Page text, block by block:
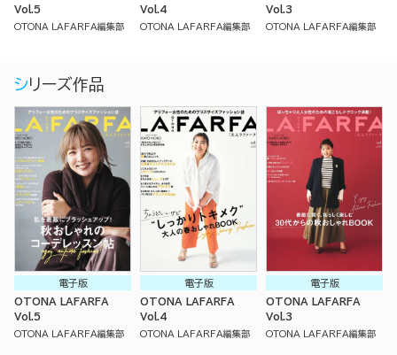
Vol.5
OTONA LAFARFA編集部
Vol.4
OTONA LAFARFA編集部
Vol.3
OTONA LAFARFA編集部
シリーズ作品
電子版
OTONA LAFARFA
Vol.5
OTONA LAFARFA編集部
電子版
OTONA LAFARFA
Vol.4
OTONA LAFARFA編集部
電子版
OTONA LAFARFA
Vol.3
OTONA LAFARFA編集部